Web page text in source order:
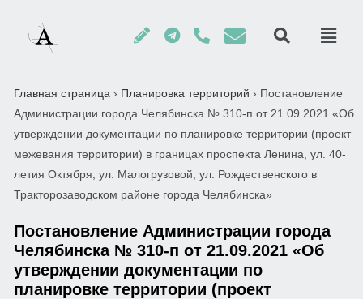
Главная страница › Планировка территорий › Постановление
Администрации города Челябинска № 310-п от 21.09.2021 «Об
утверждении документации по планировке территории (проект
межевания территории) в границах проспекта Ленина, ул. 40-
летия Октября, ул. Малогрузовой, ул. Рождественского в
Тракторозаводском районе города Челябинска»
Постановление Администрации города
Челябинска № 310-п от 21.09.2021 «Об
утверждении документации по
планировке территории (проект